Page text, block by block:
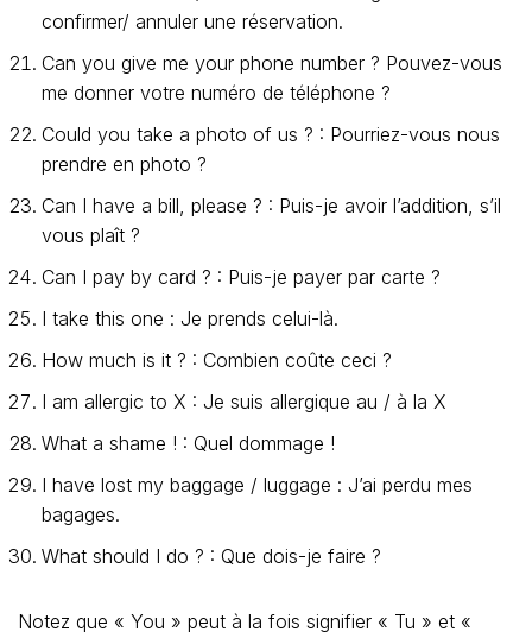
confirmer/ annuler une réservation.
Can you give me your phone number ? Pouvez-vous
me donner votre numéro de téléphone ?
Could you take a photo of us ? : Pourriez-vous nous
prendre en photo ?
Can I have a bill, please ? : Puis-je avoir l’addition, s’il
vous plaît ?
Can I pay by card ? : Puis-je payer par carte ?
I take this one : Je prends celui-là.
How much is it ? : Combien coûte ceci ?
I am allergic to X : Je suis allergique au / à la X
What a shame ! : Quel dommage !
I have lost my baggage / luggage : J’ai perdu mes
bagages.
What should I do ? : Que dois-je faire ?
Notez que « You » peut à la fois signifier « Tu » et «